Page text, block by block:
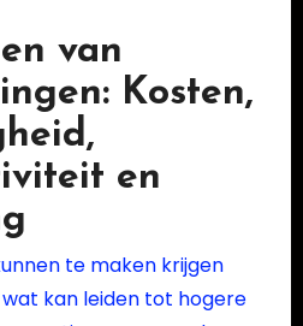
van
Kosten,
en
te maken krijgen
kan leiden tot hogere